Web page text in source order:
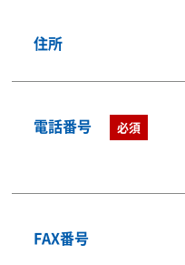
住所
電話番号 必須
FAX番号